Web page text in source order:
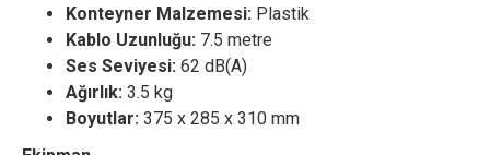
Konteyner Malzemesi: Plastik
Kablo Uzunluğu: 7.5 metre
Ses Seviyesi: 62 dB(A)
Ağırlık: 3.5 kg
Boyutlar: 375 x 285 x 310 mm